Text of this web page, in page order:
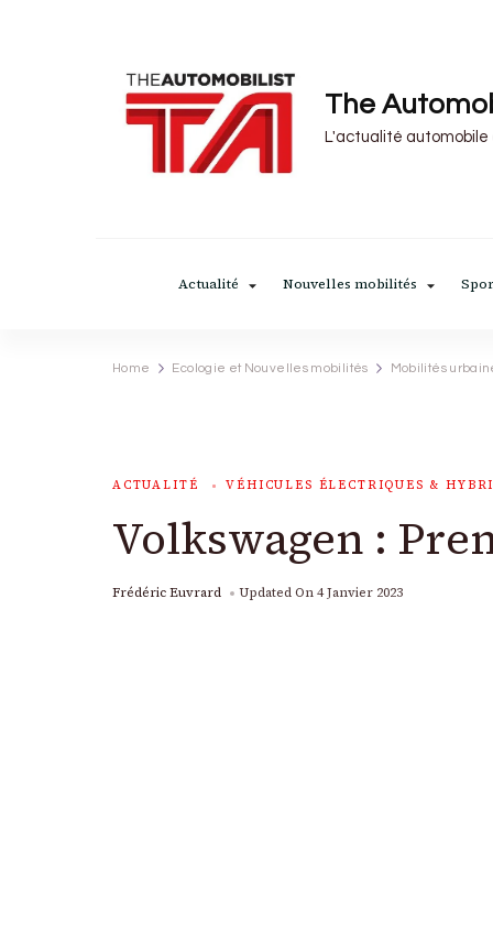
The
L'actualité automobile
Actualité Nouvelles mobilités
Home Ecologie et Nouvelles mobilités Mobilités
ACTUALITÉ VÉHICULES ÉLECTRIQUES &
Volkswagen :
Frédéric Euvrard Updated On4 Janvier 2023